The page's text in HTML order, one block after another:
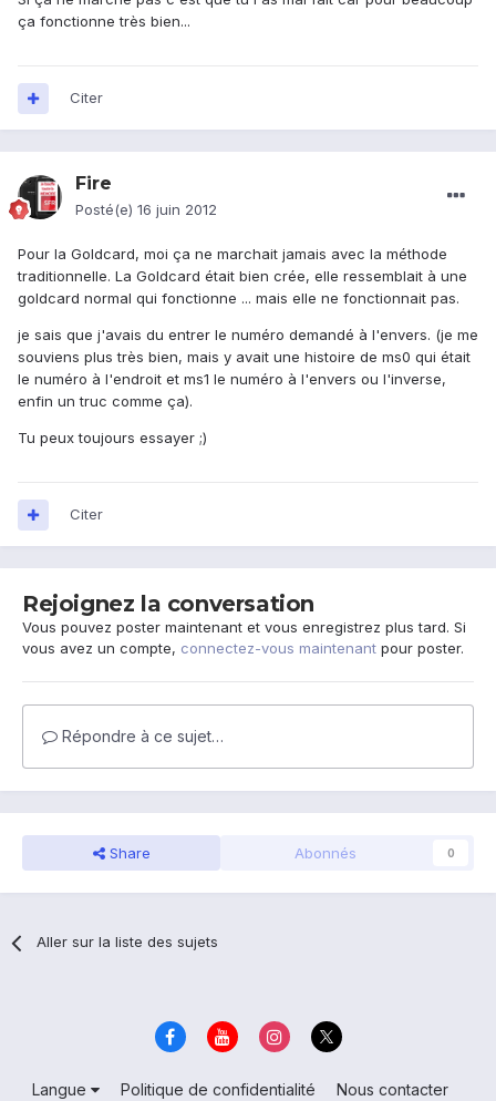
ça fonctionne très bien...
Citer
Fire
Posté(e) 16 juin 2012
Pour la Goldcard, moi ça ne marchait jamais avec la méthode
traditionnelle. La Goldcard était bien crée, elle ressemblait à une
goldcard normal qui fonctionne ... mais elle ne fonctionnait pas.
je sais que j'avais du entrer le numéro demandé à l'envers. (je me
souviens plus très bien, mais y avait une histoire de ms0 qui était
le numéro à l'endroit et ms1 le numéro à l'envers ou l'inverse,
enfin un truc comme ça).
Tu peux toujours essayer ;)
Citer
Rejoignez la conversation
Vous pouvez poster maintenant et vous enregistrez plus tard. Si
vous avez un compte, connectez-vous maintenant pour poster.
Répondre à ce sujet…
Share Abonnés 0
Aller sur la liste des sujets
Langue Politique de confidentialité Nous contacter